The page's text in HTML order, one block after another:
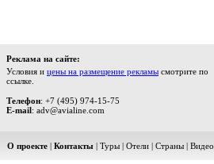
Реклама на сайте:
Условия и цены на размещение рекламы смотрите по
ссылке.
Телефон: +7 (495) 974-15-75
E-mail: adv@avialine.com
О проекте | Контакты | Туры | Отели | Страны | Видео